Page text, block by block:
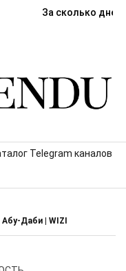
За сколько дней
Telegram каналов
Даби | WIZI